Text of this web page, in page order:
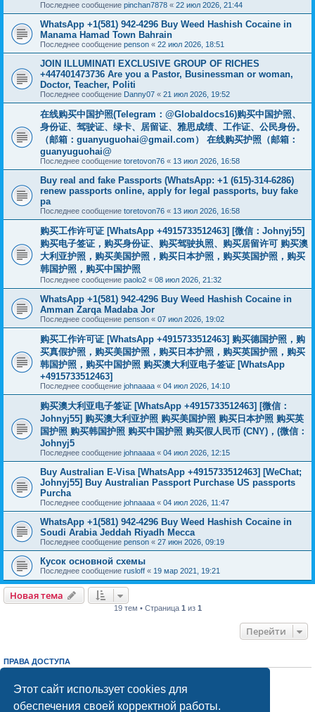
Этот сайт использует cookies для
обеспечения своей корректной работы.
Последнее сообщение pinchan7878 « 22 июл 2026, 21:44
WhatsApp +1(581) 942-4296 Buy Weed Hashish Cocaine in
Manama Hamad Town Bahrain
Последнее сообщение penson « 22 июл 2026, 18:51
JOIN ILLUMINATI EXCLUSIVE GROUP OF RICHES
+447401473736 Are you a Pastor, Businessman or woman,
Doctor, Teacher, Politi
Последнее сообщение Danny07 « 21 июл 2026, 19:52
在线购买中国护照(Telegram：@Globaldocs16)购买中国护照、
身份证、驾驶证、绿卡、居留证、雅思成绩、工作证、公民身份。
（邮箱： guanyuguohai@gmail.com ） 在线购买护照（邮箱：
guanyuguohai@
Последнее сообщение toretovon76 « 13 июл 2026, 16:58
Buy real and fake Passports (WhatsApp: +1 (615)-314-6286)
renew passports online, apply for legal passports, buy fake
pa
Последнее сообщение toretovon76 « 13 июл 2026, 16:58
购买工作许可证 [WhatsApp +4915733512463] [微信：Johnyj55]
购买电子签证，购买身份证、购买驾驶执照、购买居留许可 购买澳
大利亚护照，购买美国护照，购买日本护照，购买英国护照，购买
韩国护照，购买中国护照
Последнее сообщение paolo2 « 08 июл 2026, 21:32
WhatsApp +1(581) 942-4296 Buy Weed Hashish Cocaine in
Amman Zarqa Madaba Jor
Последнее сообщение penson « 07 июл 2026, 19:02
购买工作许可证 [WhatsApp +4915733512463] 购买德国护照，购
买真假护照，购买美国护照，购买日本护照，购买英国护照，购买
韩国护照，购买中国护照 购买澳大利亚电子签证 [WhatsApp
+4915733512463]
Последнее сообщение johnaaaa « 04 июл 2026, 14:10
购买澳大利亚电子签证 [WhatsApp +4915733512463] [微信：
Johnyj55] 购买澳大利亚护照 购买美国护照 购买日本护照 购买英
国护照 购买韩国护照 购买中国护照 购买假人民币 (CNY)，(微信：
Johnyj5
Последнее сообщение johnaaaa « 04 июл 2026, 12:15
Buy Australian E-Visa [WhatsApp +4915733512463] [WeChat;
Johnyj55] Buy Australian Passport Purchase US passports
Purcha
Последнее сообщение johnaaaa « 04 июл 2026, 11:47
WhatsApp +1(581) 942-4296 Buy Weed Hashish Cocaine in
Soudi Arabia Jeddah Riyadh Mecca
Последнее сообщение penson « 27 июн 2026, 09:19
Кусок основной схемы
Последнее сообщение rusloff « 19 мар 2021, 19:21
Новая тема
19 тем • Страница 1 из 1
Перейти
ПРАВА ДОСТУПА
Выне можетеотвечать на сообщения
Выне можетередактировать свои сообщения
Выне можетеудалять свои сообщения